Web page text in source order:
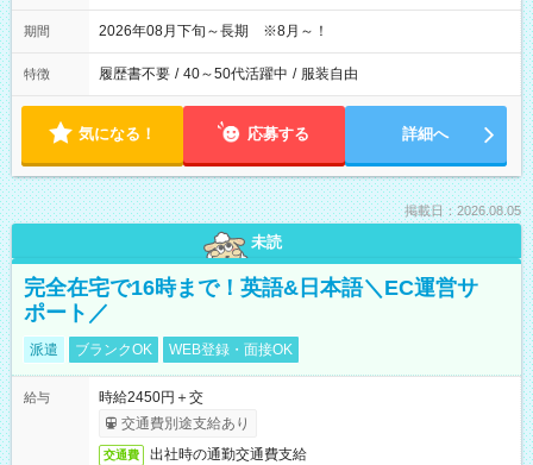
期間 2026年08月下旬～長期 ※8月～！
特徴 履歴書不要 / 40～50代活躍中 / 服装自由
気になる！ 応募する 詳細へ
掲載日：2026.08.05
未読
完全在宅で16時まで！英語&日本語＼EC運営サ
ポート／
派遣 ブランクOK WEB登録・面接OK
給与
時給2450円＋交
交通費別途支給あり
交通費 出社時の通勤交通費支給